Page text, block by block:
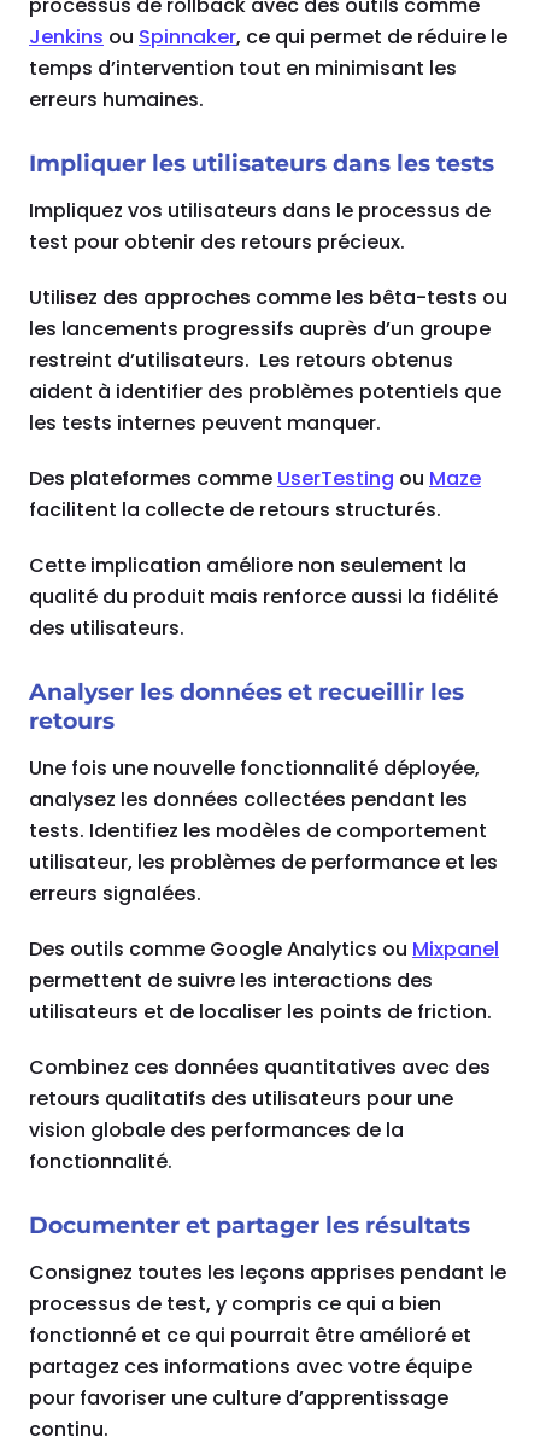
processus de rollback avec des outils comme
Jenkins ou Spinnaker, ce qui permet de réduire le
temps d’intervention tout en minimisant les
erreurs humaines.
Impliquer les utilisateurs dans les tests
Impliquez vos utilisateurs dans le processus de
test pour obtenir des retours précieux.
Utilisez des approches comme les bêta-tests ou
les lancements progressifs auprès d’un groupe
restreint d’utilisateurs. Les retours obtenus
aident à identifier des problèmes potentiels que
les tests internes peuvent manquer.
Des plateformes comme UserTesting ou Maze
facilitent la collecte de retours structurés.
Cette implication améliore non seulement la
qualité du produit mais renforce aussi la fidélité
des utilisateurs.
Analyser les données et recueillir les
retours
Une fois une nouvelle fonctionnalité déployée,
analysez les données collectées pendant les
tests. Identifiez les modèles de comportement
utilisateur, les problèmes de performance et les
erreurs signalées.
Des outils comme Google Analytics ou Mixpanel
permettent de suivre les interactions des
utilisateurs et de localiser les points de friction.
Combinez ces données quantitatives avec des
retours qualitatifs des utilisateurs pour une
vision globale des performances de la
fonctionnalité.
Documenter et partager les résultats
Consignez toutes les leçons apprises pendant le
processus de test, y compris ce qui a bien
fonctionné et ce qui pourrait être amélioré et
partagez ces informations avec votre équipe
pour favoriser une culture d’apprentissage
continu.